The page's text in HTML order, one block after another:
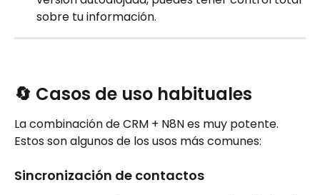
sobre tu información.
🔄 Casos de uso habituales
La combinación de CRM + N8N es muy potente.
Estos son algunos de los usos más comunes:
Sincronización de contactos